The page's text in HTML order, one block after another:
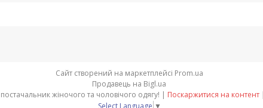
Сайт створений на маркетплейсі Prom.ua
Продавець на Bigl.ua
Global opt - прямий оптовий постачальник жіночого та чоловічого одягу! | Поскаржитися на контент
Select Language ▼